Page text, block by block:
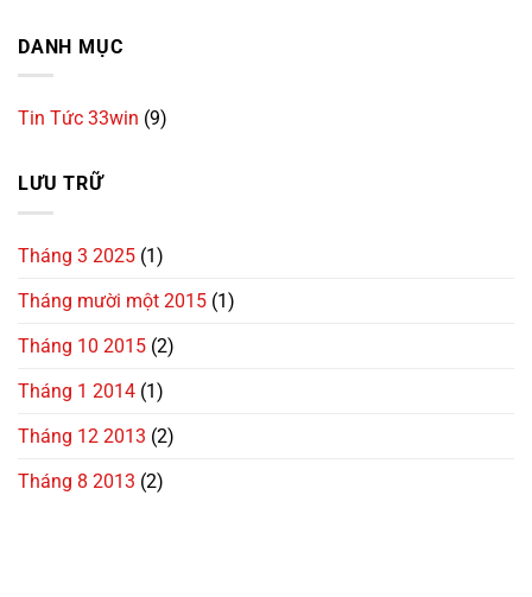
DANH MỤC
Tin Tức 33win (9)
LƯU TRỮ
Tháng 3 2025 (1)
Tháng mười một 2015 (1)
Tháng 10 2015 (2)
Tháng 1 2014 (1)
Tháng 12 2013 (2)
Tháng 8 2013 (2)